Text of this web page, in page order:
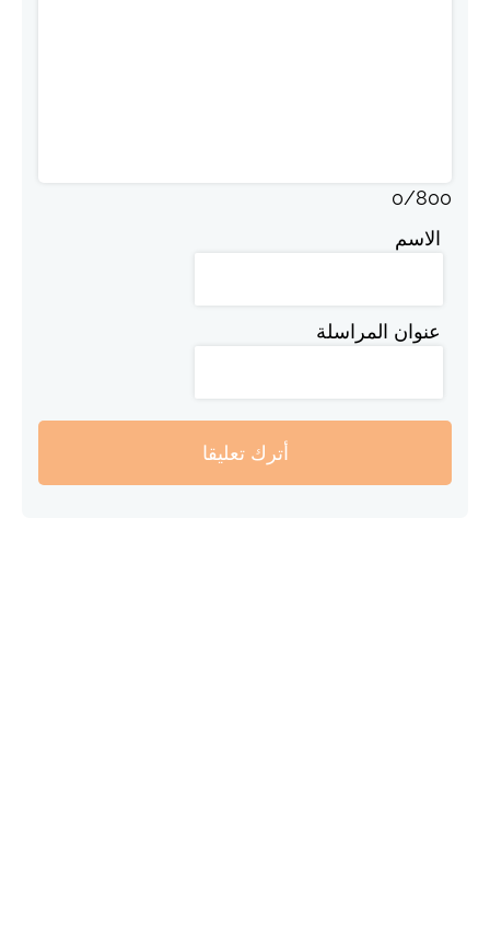
0/800
الاسم
عنوان المراسلة
أترك تعليقا